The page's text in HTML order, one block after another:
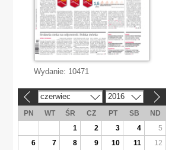
Wydanie: 10471
czerwiec 2016
PN WT ŚR CZ PT SB
ND
1
2 3 4
5
6
7 8 9 10 11
12